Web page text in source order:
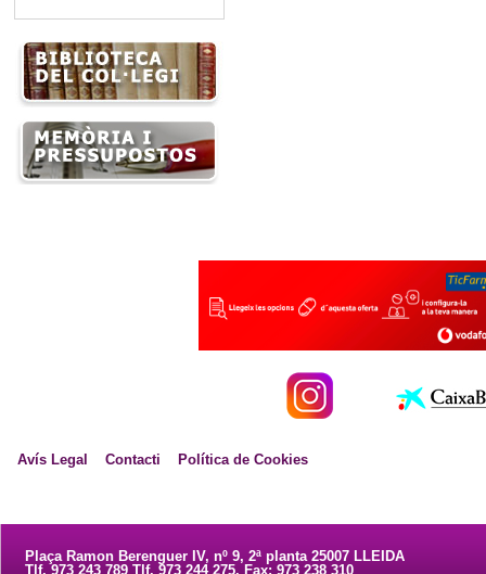
Avís Legal Contacti Política de Cookies
Plaça Ramon Berenguer IV, nº 9, 2ª planta 25007 LLEIDA
Tlf. 973 243 789 Tlf. 973 244 275. Fax: 973 238 310